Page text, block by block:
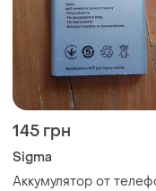
145 грн
Sigma
Аккумулятор от